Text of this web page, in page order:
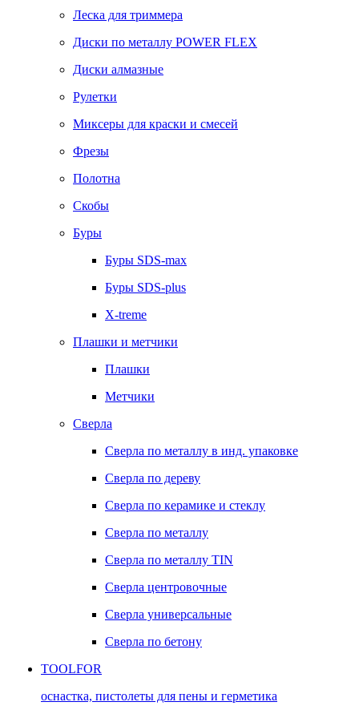
Леска для триммера
Диски по металлу POWER FLEX
Диски алмазные
Рулетки
Миксеры для краски и смесей
Фрезы
Полотна
Скобы
Буры
Буры SDS-max
Буры SDS-plus
X-treme
Плашки и метчики
Плашки
Метчики
Сверла
Сверла по металлу в инд. упаковке
Сверла по дереву
Сверла по керамике и стеклу
Сверла по металлу
Сверла по металлу TIN
Сверла центровочные
Сверла универсальные
Сверла по бетону
TOOLFOR
оснастка, пистолеты для пены и герметика